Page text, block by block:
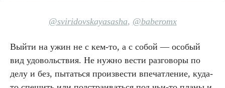
@sviridovskayasasha, @baberomx
Выйти на ужин не с кем-то, а с собой — особый
вид удовольствия. Не нужно вести разговоры по
делу и без, пытаться произвести впечатление, куда-